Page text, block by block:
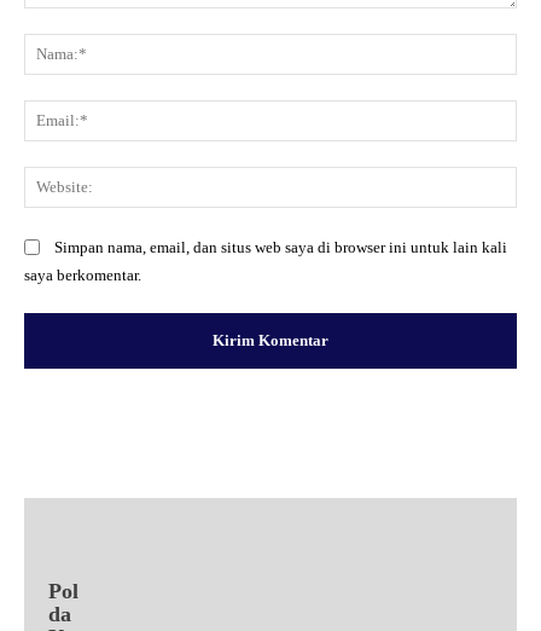
Simpan nama, email, dan situs web saya di browser ini untuk lain kali
saya berkomentar.
Pol
da